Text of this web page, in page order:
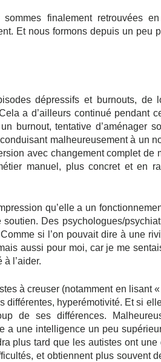
finalement retrouvées en
Et nous formons depuis un peu
dépressifs et burnouts, de
a d’ailleurs continué pendant
burnout, tentative d’aménager
malheureusement à un
avec changement complet de
manuel, plus concret et en
qu’elle a un
Des psychologues/
si l’on pouvait dire à une
aussi pour moi, car je me
l’aider.
à creuser (notamment en lisant «
différentes, hyperémotivité. Et si
de ses différences.
a une intelligence un peu
plus tard que les autistes ont
et obtiennent plus souvent